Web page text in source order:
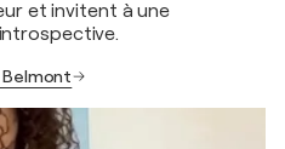
et invitent à une
Belmont